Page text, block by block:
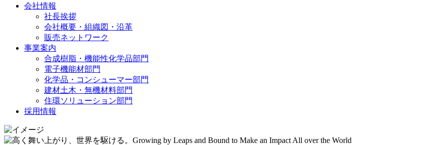
会社情報
社長挨拶
会社概要・組織図・沿革
販売ネットワーク
事業案内
合成樹脂・機能性化学品部門
電子機能材部門
化学品・コンシューマー部門
建材土木・無機材料部門
住環ソリューション部門
採用情報